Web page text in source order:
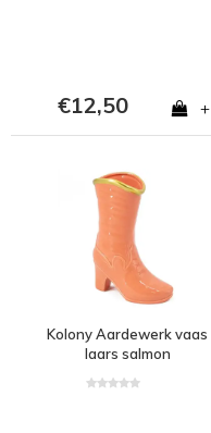
€12,50 +
Kolony Aardewerk vaas
laars salmon